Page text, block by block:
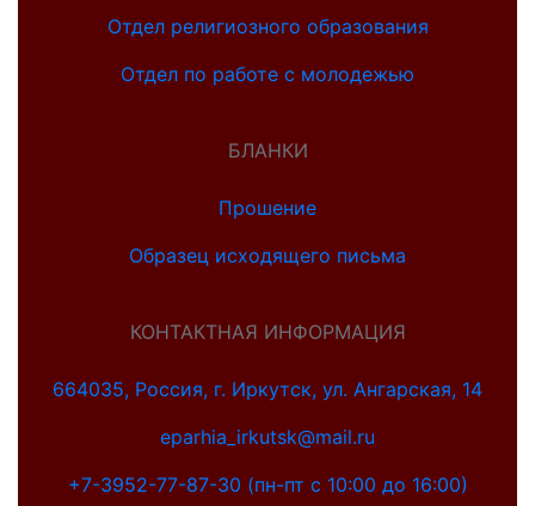
Отдел религиозного образования
Отдел по работе с молодежью
БЛАНКИ
Прошение
Образец исходящего письма
КОНТАКТНАЯ ИНФОРМАЦИЯ
664035, Россия, г. Иркутск, ул. Ангарская, 14
eparhia_irkutsk@mail.ru
+7-3952-77-87-30 (пн-пт с 10:00 до 16:00)